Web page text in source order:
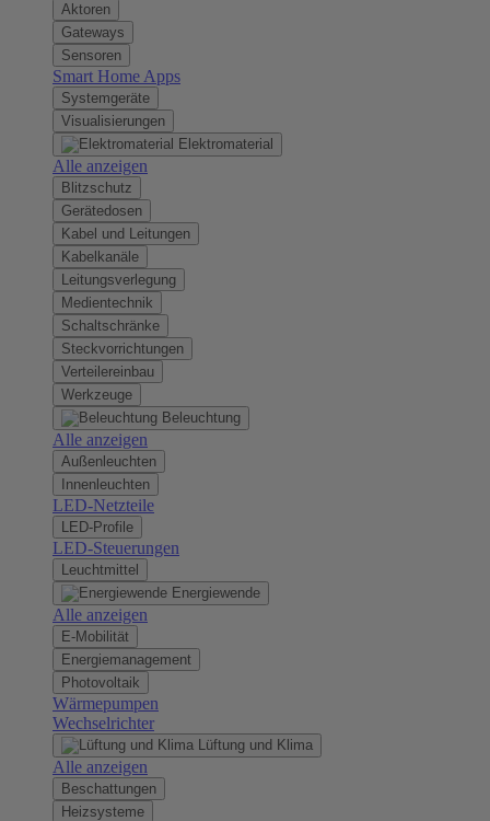
Aktoren
Gateways
Sensoren
Smart Home Apps
Systemgeräte
Visualisierungen
Elektromaterial
Alle anzeigen
Blitzschutz
Gerätedosen
Kabel und Leitungen
Kabelkanäle
Leitungsverlegung
Medientechnik
Schaltschränke
Steckvorrichtungen
Verteilereinbau
Werkzeuge
Beleuchtung
Alle anzeigen
Außenleuchten
Innenleuchten
LED-Netzteile
LED-Profile
LED-Steuerungen
Leuchtmittel
Energiewende
Alle anzeigen
E-Mobilität
Energiemanagement
Photovoltaik
Wärmepumpen
Wechselrichter
Lüftung und Klima
Alle anzeigen
Beschattungen
Heizsysteme